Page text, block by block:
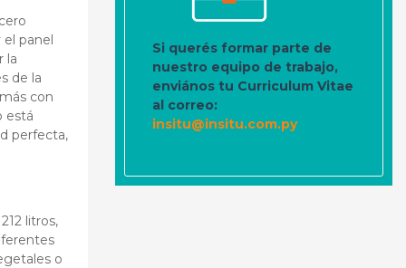
panel
la
de la
con
está
perfecta,
litros,
o
Si querés formar parte de
nuestro equipo de trabajo,
enviános tu Curriculum Vitae
al correo:
insitu@insitu.com.py